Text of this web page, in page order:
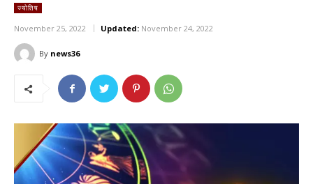
ज्योतिष
November 25, 2022 Updated: November 24, 2022
By news36